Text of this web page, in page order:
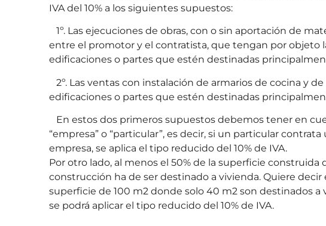
IVA del 10% a los siguientes supuestos:
1º. Las ejecuciones de obras, con o sin aportación de
entre el promotor y el contratista, que tengan por objeto
edificaciones o partes que estén destinadas
2º. Las ventas con instalación de armarios de cocina y
edificaciones o partes que estén destinadas
En estos dos primeros supuestos debemos tener en
“empresa” o “particular”, es decir, si un particular
empresa, se aplica el tipo reducido del 10% de IVA.
Por otro lado, al menos el 50% de la superficie
construcción ha de ser destinado a vivienda. Quiere decir
superficie de 100 m2 donde solo 40 m2 son destinados
se podrá aplicar el tipo reducido del 10% de IVA.